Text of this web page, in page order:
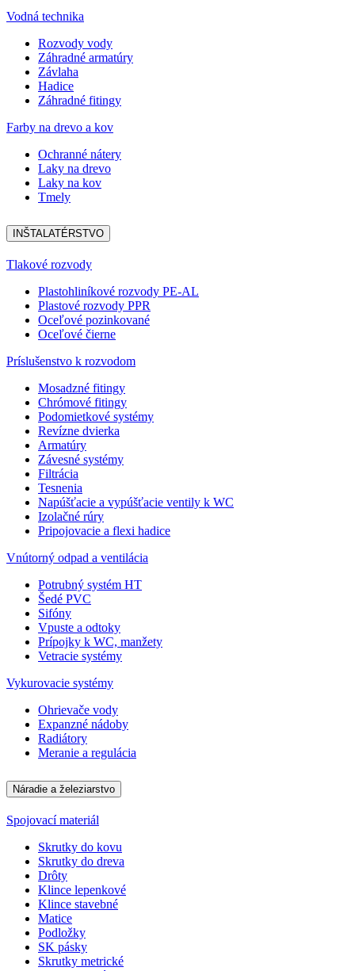
Vodná technika
Rozvody vody
Záhradné armatúry
Závlaha
Hadice
Záhradné fitingy
Farby na drevo a kov
Ochranné nátery
Laky na drevo
Laky na kov
Tmely
INŠTALATÉRSTVO
Tlakové rozvody
Plastohliníkové rozvody PE-AL
Plastové rozvody PPR
Oceľové pozinkované
Oceľové čierne
Príslušenstvo k rozvodom
Mosadzné fitingy
Chrómové fitingy
Podomietkové systémy
Revízne dvierka
Armatúry
Závesné systémy
Filtrácia
Tesnenia
Napúšťacie a vypúšťacie ventily k WC
Izolačné rúry
Pripojovacie a flexi hadice
Vnútorný odpad a ventilácia
Potrubný systém HT
Šedé PVC
Sifóny
Vpuste a odtoky
Prípojky k WC, manžety
Vetracie systémy
Vykurovacie systémy
Ohrievače vody
Expanzné nádoby
Radiátory
Meranie a regulácia
Náradie a železiarstvo
Spojovací materiál
Skrutky do kovu
Skrutky do dreva
Drôty
Klince lepenkové
Klince stavebné
Matice
Podložky
SK pásky
Skrutky metrické